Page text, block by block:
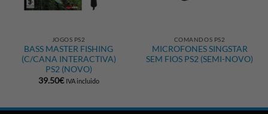
JOGOS PS2
BASS MASTER FISHING
(C/CANA INTERACTIVA)
PS2 (NOVO)
39.50€ IVA incluido
COMANDOS PS2
MICROFONES SINGSTAR
SEM FIOS PS2 (SEMI-NOVO)